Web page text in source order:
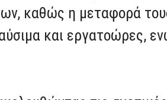
καθώς η μεταφορά
και εργατοώρες,